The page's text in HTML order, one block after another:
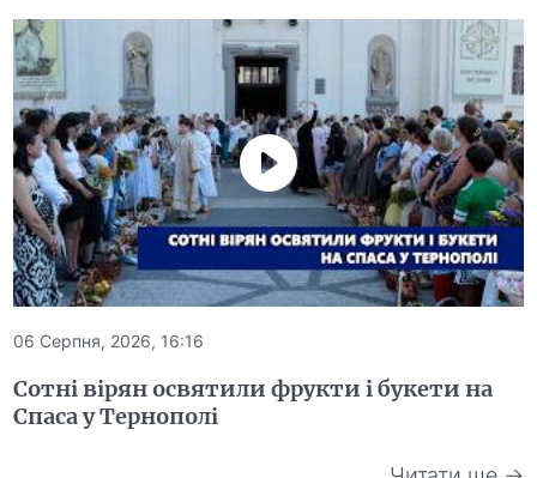
06 Серпня, 2026, 16:16
Сотні вірян освятили фрукти і букети на
Спаса у Тернополі